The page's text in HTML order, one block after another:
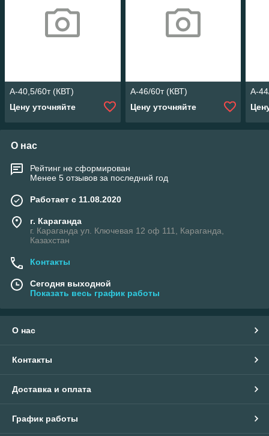
А-40,5/60т (КВТ)
Цену уточняйте
А-46/60т (КВТ)
Цену уточняйте
А-
О нас
Рейтинг не сформирован
Менее 5 отзывов за последний год
Работает с 11.08.2020
г. Караганда
г. Караганда ул. Ключевая 12 оф 111, Караганда,
Казахстан
Контакты
Сегодня выходной
Показать весь график работы
О нас
Контакты
Доставка и оплата
График работы